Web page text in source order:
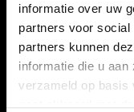
informatie over uw
partners voor
partners kunnen
informatie die u
verzameld op basis
VERHALEN
NIEUWS
KALENDER